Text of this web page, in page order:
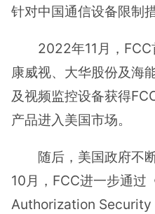
针对中国通信设备限制
2022年11月，
康威视、大华股份及海
及视频监控设备获得
产品进入美国市场。
随后，美国政府不
10月，FCC进一步通过
Authorization